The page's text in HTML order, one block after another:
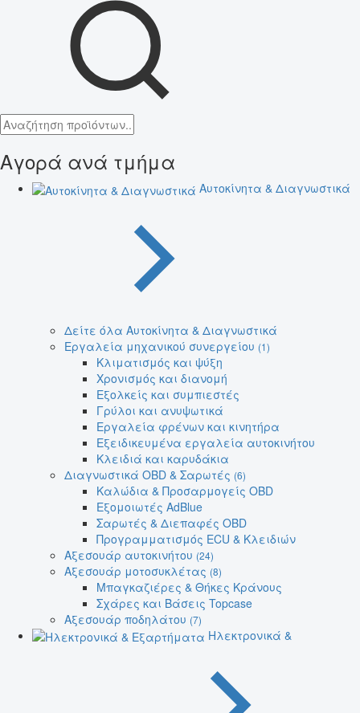
Αγορά ανά τμήμα
Αυτοκίνητα & Διαγνωστικά
Δείτε όλα Αυτοκίνητα & Διαγνωστικά
Εργαλεία μηχανικού συνεργείου (1)
Κλιματισμός και ψύξη
Χρονισμός και διανομή
Εξολκείς και συμπιεστές
Γρύλοι και ανυψωτικά
Εργαλεία φρένων και κινητήρα
Εξειδικευμένα εργαλεία αυτοκινήτου
Κλειδιά και καρυδάκια
Διαγνωστικά OBD & Σαρωτές (6)
Καλώδια & Προσαρμογείς OBD
Εξομοιωτές AdBlue
Σαρωτές & Διεπαφές OBD
Προγραμματισμός ECU & Κλειδιών
Αξεσουάρ αυτοκινήτου (24)
Αξεσουάρ μοτοσυκλέτας (8)
Μπαγκαζιέρες & Θήκες Κράνους
Σχάρες και Βάσεις Topcase
Αξεσουάρ ποδηλάτου (7)
Ηλεκτρονικά &